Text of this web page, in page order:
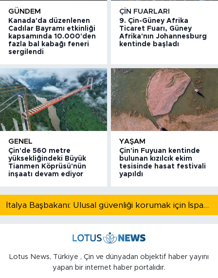
GÜNDEM
Kanada'da düzenlenen
Cadılar Bayramı etkinliği
kapsamında 10.000'den
fazla bal kabağı feneri
sergilendi
ÇIN FUARLARI
9. Çin-Güney Afrika
Ticaret Fuarı, Güney
Afrika'nın Johannesburg
kentinde başladı
GENEL
Çin'de 560 metre
yüksekliğindeki Büyük
Tianmen Köprüsü'nün
inşaatı devam ediyor
YAŞAM
Çin'in Fuyuan kentinde
bulunan kızılcık ekim
tesisinde hasat festivali
yapıldı
İtalya Başbakanı: Ulusal güvenliği korumak için İspanya ile Schengen kapsamındaki serbest dolaşımı askıya alıyoruz
Lotus News, Türkiye , Çin ve dünyadan objektif haber yayını
yapan bir internet haber portalıdır.